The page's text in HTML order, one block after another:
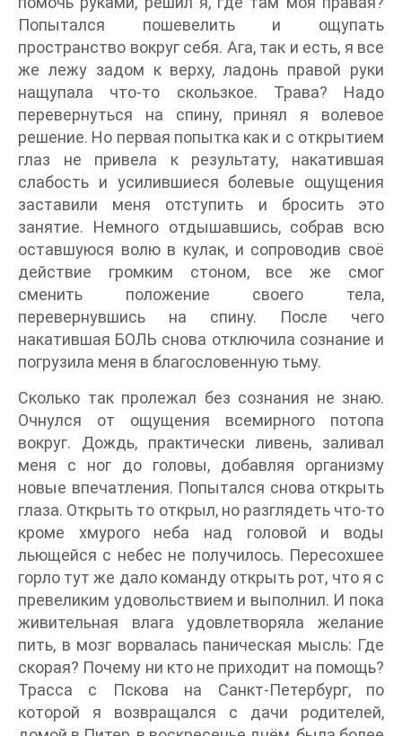
Попытался пошевелить и ощупать
пространство вокруг себя. Ага, так и есть, я все
же лежу задом к верху, ладонь правой руки
нащупала что-то скользкое. Трава? Надо
перевернуться на спину, принял я волевое
решение. Но первая попытка как и с открытием
глаз не привела к результату, накатившая
слабость и усилившиеся болевые ощущения
заставили меня отступить и бросить это
занятие. Немного отдышавшись, собрав всю
оставшуюся волю в кулак, и сопроводив своё
действие громким стоном, все же смог
сменить положение своего тела,
перевернувшись на спину. После чего
накатившая БОЛЬ снова отключила сознание и
погрузила меня в благословенную тьму.
Сколько так пролежал без сознания не знаю.
Очнулся от ощущения всемирного потопа
вокруг. Дождь, практически ливень, заливал
меня с ног до головы, добавляя организму
новые впечатления. Попытался снова открыть
глаза. Открыть то открыл, но разглядеть что-то
кроме хмурого неба над головой и воды
льющейся с небес не получилось. Пересохшее
горло тут же дало команду открыть рот, что я с
превеликим удовольствием и выполнил. И пока
живительная влага удовлетворяла желание
пить, в мозг ворвалась паническая мысль: Где
скорая? Почему ни кто не приходит на помощь?
Трасса с Пскова на Санкт-Петербург, по
которой я возвращался с дачи родителей,